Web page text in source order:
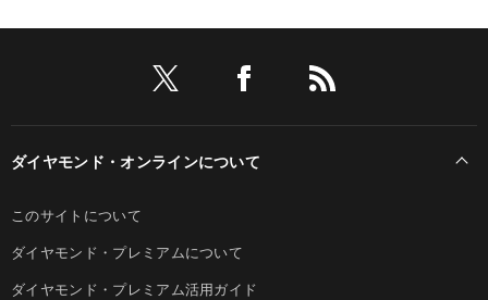
ダイヤモンド・オンラインについて
このサイトについて
ダイヤモンド・プレミアムについて
ダイヤモンド・プレミアム活用ガイド